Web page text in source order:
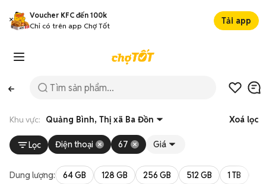
Voucher KFC đến 100k
Chỉ có trên app Chợ Tốt
Tải app
Khu vực: Quảng Bình, Thị xã Ba Đồn Xoá lọc
Lọc Điện thoại 67 Giá
Dung lượng: 64 GB 128 GB 256 GB 512 GB 1 TB